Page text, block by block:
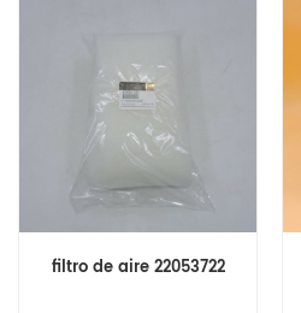
filtro de aire 22053722